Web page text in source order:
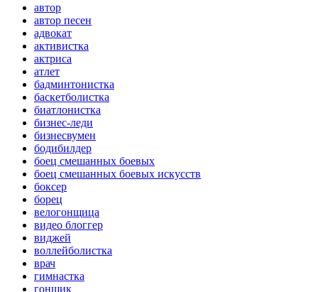
автор
автор песен
адвокат
активистка
актриса
атлет
бадминтонистка
баскетболистка
биатлонистка
бизнес-леди
бизнесвумен
бодибилдер
боец смешанных боевых
боец смешанных боевых искусств
боксер
борец
велогонщица
видео блоггер
виджей
воллейболистка
врач
гимнастка
гонщик